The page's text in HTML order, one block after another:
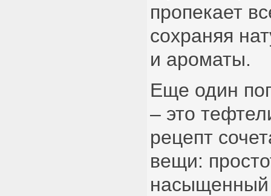
пропекает
сохраняя
и ароматы.
Еще один
– это
рецепт
вещи:
насыщенный